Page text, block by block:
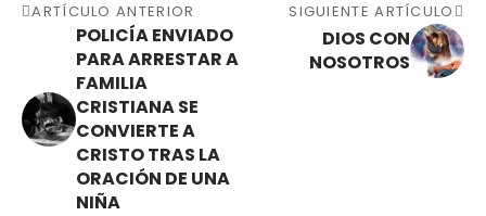
ARTÍCULO ANTERIOR
POLICÍA ENVIADO
PARA ARRESTAR A
FAMILIA
CRISTIANA SE
CONVIERTE A
CRISTO TRAS LA
ORACIÓN DE UNA
NIÑA
SIGUIENTE ARTÍCULO
DIOS CON
NOSOTROS